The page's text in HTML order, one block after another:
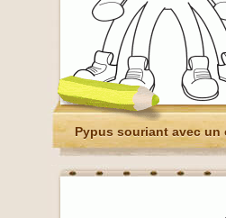
Pypus souriant avec un